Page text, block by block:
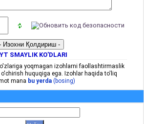
SMAYLIK KO'DLARI
yoqmagan izohlarni faollashtirmaslik
huquqiga ega. Izohlar haqida to'liq
mana bu yerda (bosing)